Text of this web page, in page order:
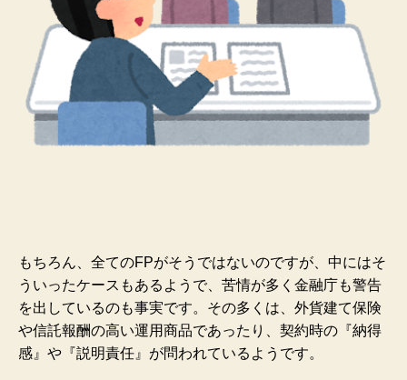
もちろん、全てのFPがそうではないのですが、中にはそ
ういったケースもあるようで、苦情が多く金融庁も警告
を出しているのも事実です。その多くは、外貨建て保険
や信託報酬の高い運用商品であったり、契約時の『納得
感』や『説明責任』が問われているようです。